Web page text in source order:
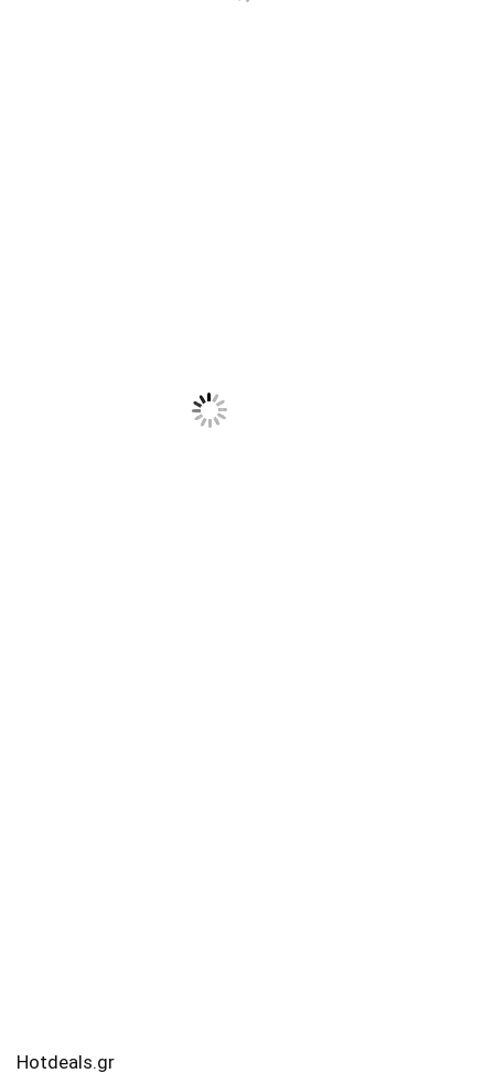
Hotdeals.gr